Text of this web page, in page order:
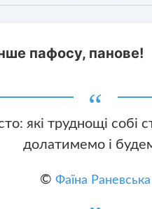
пафосу, панове!
які труднощі собі
долатимемо і
©Фаїна Раневська